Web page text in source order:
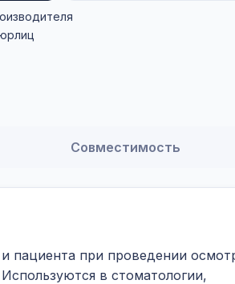
Совместимость
пациента при проведении
в стоматологии,